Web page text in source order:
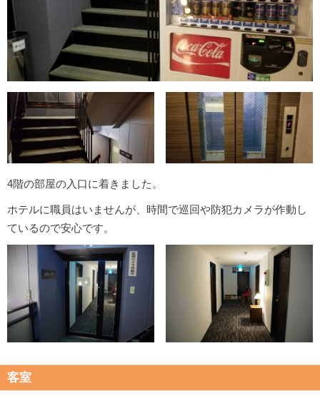
4階の部屋の入口に着きました。
ホテルに職員はいませんが、時間で巡回や防犯カメラが作動し
ているので安心です。
客室